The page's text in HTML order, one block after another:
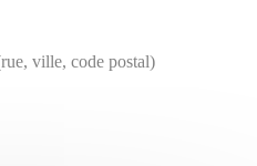
ville, code postal)